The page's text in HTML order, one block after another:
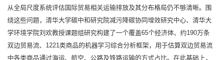
从全局尺度系统评估国际贸易相关运输排放及其分布格局仍不够清晰。围
绕这些问题，清华大学碳中和研究院减污降碳协同增效研究中心、清华大
学环境学院刘欢教授课题组研究构建了一个覆盖65个经济体、约190万条
双边贸易流、1221类商品的机器学习综合分析框架，用于估算双边贸易流
中各类商品通过海运、航空、公路及铁路运输的方式占比。在此基础上，